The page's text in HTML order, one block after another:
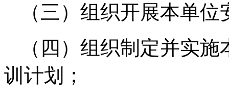
（三）组织开展本单
（四）组织制定并实
训计划；